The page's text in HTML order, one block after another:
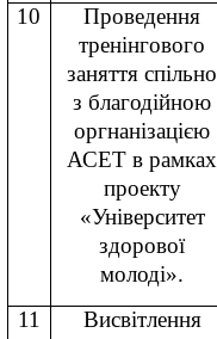
10
Проведення
тренінгового
заняття спільно
з благодійною
оргнанізацією
АСЕТ в рамках
проекту
«Університет
здорової
молоді».
11
Висвітлення